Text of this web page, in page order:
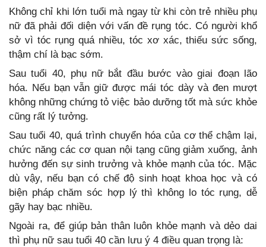
Không chỉ khi lớn tuổi mà ngay từ khi còn trẻ nhiều phụ
nữ đã phải đối diện với vấn đề rụng tóc. Có người khổ
sở vì tóc rụng quá nhiều, tóc xơ xác, thiếu sức sống,
thậm chí là bạc sớm.
Sau tuổi 40, phụ nữ bắt đầu bước vào giai đoạn lão
hóa. Nếu bạn vẫn giữ được mái tóc dày và đen mượt
không những chứng tỏ việc bảo dưỡng tốt mà sức khỏe
cũng rất lý tưởng.
Sau tuổi 40, quá trình chuyển hóa của cơ thể chậm lại,
chức năng các cơ quan nội tạng cũng giảm xuống, ảnh
hưởng đến sự sinh trưởng và khỏe mạnh của tóc. Mặc
dù vậy, nếu bạn có chế độ sinh hoạt khoa học và có
biện pháp chăm sóc hợp lý thì không lo tóc rụng, dễ
gãy hay bạc nhiều.
Ngoài ra, để giúp bản thân luôn khỏe mạnh và dẻo dai
thì phụ nữ sau tuổi 40 cần lưu ý 4 điều quan trọng là: